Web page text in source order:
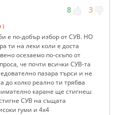
8 3
)
е по-добър избор от СУВ. НО
ти на леки коли е доста
осезаемо по-скъпо от
че почти всички СУВ-та
пазара търси и не
до колко реално ти трябва
каране ще стигнеш
СУВ на същата
гуми и 4х4